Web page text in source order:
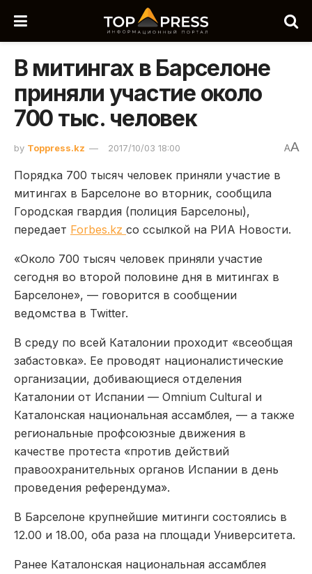
В митингах в Барселоне
приняли участие около
700 тыс. человек
by Toppress.kz 2017/10/03 18:00 AA
Порядка 700 тысяч человек приняли участие в
митингах в Барселоне во вторник, сообщила
Городская гвардия (полиция Барселоны),
передает Forbes.kz со ссылкой на РИА Новости.
«Около 700 тысяч человек приняли участие
сегодня во второй половине дня в митингах в
Барселоне», — говорится в сообщении
ведомства в Twitter.
В среду по всей Каталонии проходит «всеобщая
забастовка». Ее проводят националистические
организации, добивающиеся отделения
Каталонии от Испании — Omnium Cultural и
Каталонская национальная ассамблея, — а также
региональные профсоюзные движения в
качестве протеста «против действий
правоохранительных органов Испании в день
проведения референдума».
В Барселоне крупнейшие митинги состоялись в
12.00 и 18.00, оба раза на площади Университета.
Ранее Каталонская национальная ассамблея